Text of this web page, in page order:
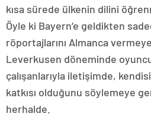
kısa sürede ülkenin dilini
Öyle ki Bayern’e geldikten
röportajlarını Almanca
Leverkusen döneminde
çalışanlarıyla iletişimde,
katkısı olduğunu söylemeye
herhalde.